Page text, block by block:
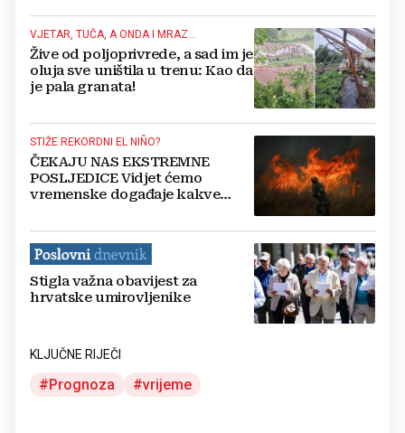
VJETAR, TUČA, A ONDA I MRAZ...
Žive od poljoprivrede, a sad im je
oluja sve uništila u trenu: Kao da
je pala granata!
STIŽE REKORDNI EL NIÑO?
ČEKAJU NAS EKSTREMNE
POSLJEDICE Vidjet ćemo
vremenske događaje kakve
Stigla važna obavijest za
hrvatske umirovljenike
KLJUČNE RIJEČI
Prognoza vrijeme